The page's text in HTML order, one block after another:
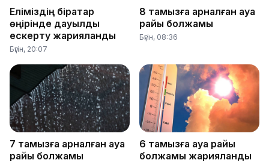
Еліміздің бірқатар
өңірінде дауылды
ескерту жарияланды
Бүгін, 20:07
8 тамызға арналған ауа
райы болжамы
Бүгін, 08:36
7 тамызға арналған ауа
райы болжамы
6 тамызға ауа райы
болжамы жарияланды